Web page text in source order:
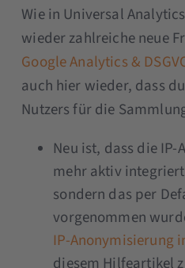
Wie in Universal
wieder zahlreiche neue
Google Analytics &
auch hier wieder, dass
Nutzers für die
Neu ist, dass die
mehr aktiv
sondern das per
vorgenommen
IP-Anonymisierung
diesem Hilfeartikel